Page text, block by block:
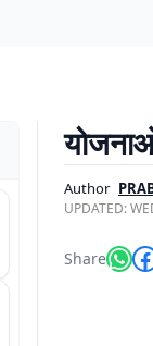
Author
UPDATED:
Share